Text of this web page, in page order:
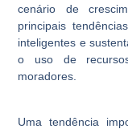
cenário de
principais
inteligentes e
o uso de
moradores.
Uma tendência